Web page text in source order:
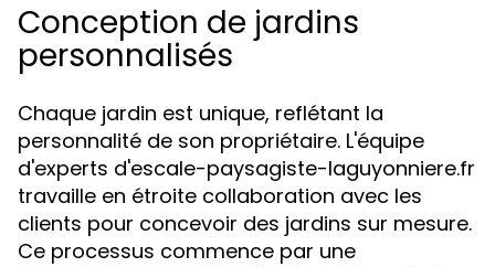
Conception de jardins
personnalisés
Chaque jardin est unique, reflétant la
personnalité de son propriétaire. L'équipe
d'experts d'escale-paysagiste-laguyonniere.fr
travaille en étroite collaboration avec les
clients pour concevoir des jardins sur mesure.
Ce processus commence par une